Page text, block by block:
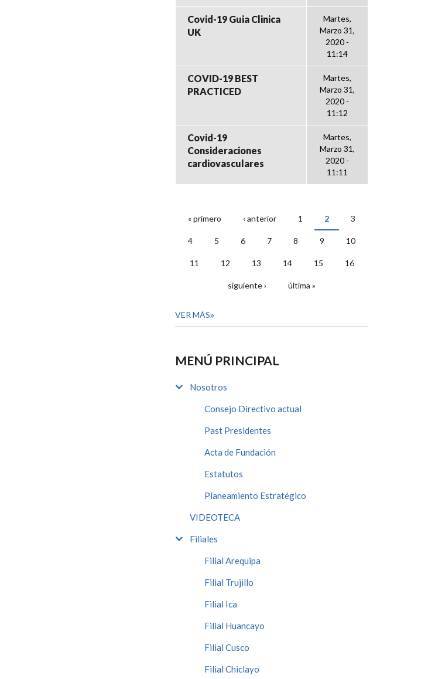
Covid-19 Guia Clinica
UK
Martes,
Marzo 31,
2020 -
11:14
COVID-19 BEST
PRACTICED
Martes,
Marzo 31,
2020 -
11:12
Covid-19
Consideraciones
cardiovasculares
Martes,
Marzo 31,
2020 -
11:11
PÁGINAS
« primero ‹ anterior 1 2 3
4 5 6 7 8 9 10
11 12 13 14 15 16
siguiente › última »
VER MÁS
MENÚ PRINCIPAL
Nosotros
Consejo Directivo actual
Past Presidentes
Acta de Fundación
Estatutos
Planeamiento Estratégico
VIDEOTECA
Filiales
Filial Arequipa
Filial Trujillo
Filial Ica
Filial Huancayo
Filial Cusco
Filial Chiclayo